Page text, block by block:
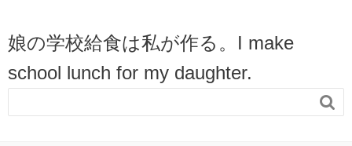
娘の学校給食は私が作る。I make
school lunch for my daughter.
